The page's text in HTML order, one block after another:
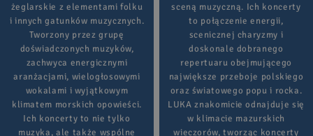
żeglarskie z elementami folku
i innych gatunków muzycznych.
Tworzony przez grupę
doświadczonych muzyków,
zachwyca energicznymi
aranżacjami, wielogłosowymi
wokalami i wyjątkowym
klimatem morskich opowieści.
Ich koncerty to nie tylko
muzyka, ale także wspólne
sceną muzyczną. Ich koncerty
to połączenie energii,
scenicznej charyzmy i
doskonale dobranego
repertuaru obejmującego
największe przeboje polskiego
oraz światowego popu i rocka.
LUKA znakomicie odnajduje się
w klimacie mazurskich
wieczorów, tworząc koncerty